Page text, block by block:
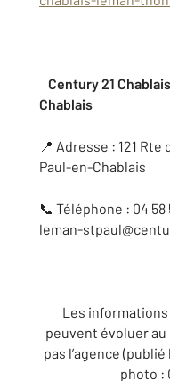
Century 21
Chablais
📍 Adresse : 121
Paul-en-Chablais
📞 Téléphone : 04
leman-
Les
peuvent évoluer
pas l’agence
photo :